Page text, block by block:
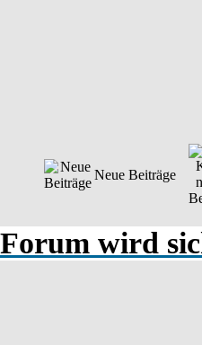
Neue Beiträge
wird